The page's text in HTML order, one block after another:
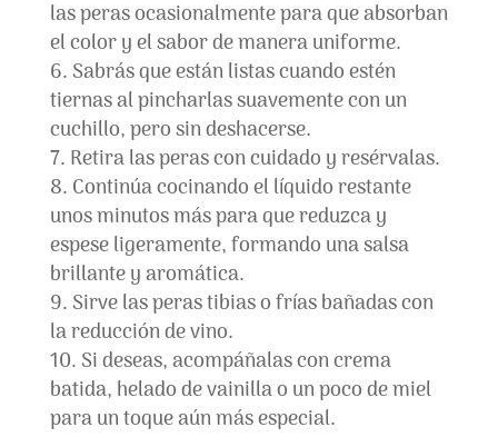
las peras ocasionalmente para que absorban
el color y el sabor de manera uniforme.
Sabrás que están listas cuando estén
tiernas al pincharlas suavemente con un
cuchillo, pero sin deshacerse.
Retira las peras con cuidado y resérvalas.
Continúa cocinando el líquido restante
unos minutos más para que reduzca y
espese ligeramente, formando una salsa
brillante y aromática.
Sirve las peras tibias o frías bañadas con
la reducción de vino.
Si deseas, acompáñalas con crema
batida, helado de vainilla o un poco de miel
para un toque aún más especial.